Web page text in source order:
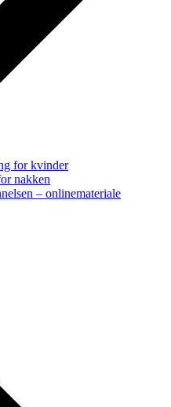
for kvinder
nakken
– onlinemateriale